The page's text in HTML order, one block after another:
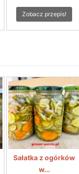
Zobacz przepis!
Sałatka z ogórków
w...